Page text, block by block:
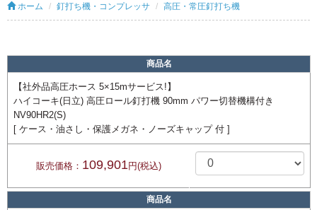
ホーム 釘打ち機・コンプレッサ 高圧・常圧釘打ち機
商品名
【社外品高圧ホース 5×15mサービス!】
ハイコーキ(日立) 高圧ロール釘打機 90mm パワー切替機構付き
NV90HR2(S)
[ ケース・油さし・保護メガネ・ノーズキャップ 付 ]
販売価格： 109,901 円(税込)
商品名